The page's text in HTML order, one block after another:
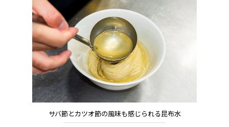
サバ節とカツオ節の風味も感じられる昆布水